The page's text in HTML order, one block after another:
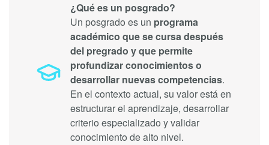
¿Qué es un posgrado?
Un posgrado es un programa
académico que se cursa después
del pregrado y que permite
profundizar conocimientos o
desarrollar nuevas competencias.
En el contexto actual, su valor está en
estructurar el aprendizaje, desarrollar
criterio especializado y validar
conocimiento de alto nivel.